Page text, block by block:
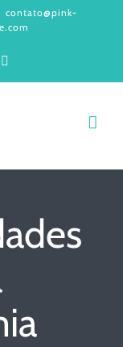
contato@pink-